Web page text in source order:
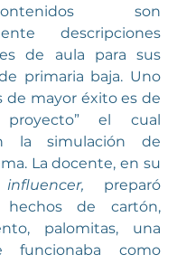
son
descripciones
de aula para sus
primaria baja. Uno
de mayor éxito es de
el cual
la simulación de
La docente, en su
influencer, preparó
hechos de cartón,
palomitas, una
funcionaba como